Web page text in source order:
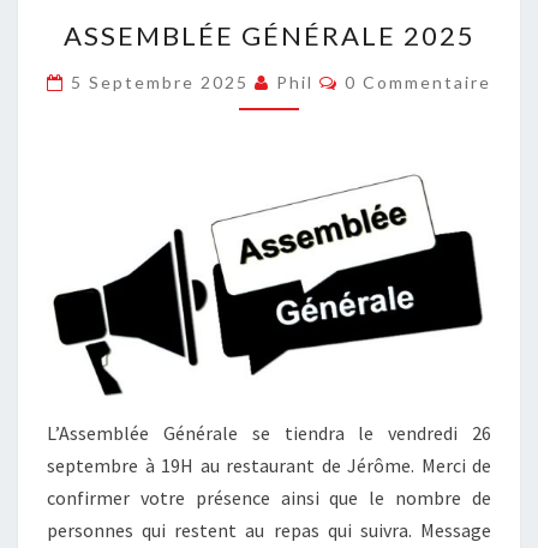
GÉNÉRALE
2025
ASSEMBLÉE GÉNÉRALE 2025
5 Septembre 2025 Phil Commentaires
0 Commentaire
L’Assemblée Générale se tiendra le vendredi 26
septembre à 19H au restaurant de Jérôme. Merci de
confirmer votre présence ainsi que le nombre de
personnes qui restent au repas qui suivra. Message